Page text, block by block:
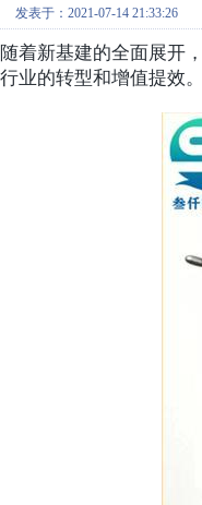
发表于：2021-07-14 21:33:26
随着新基建的全面展开
行业的转型和增值提效